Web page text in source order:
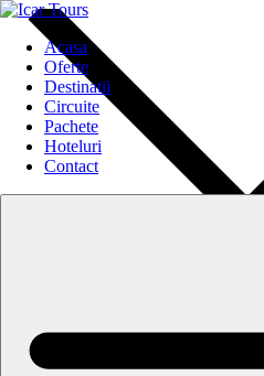
Acasa
Oferte
Destinatii
Circuite
Pachete
Hoteluri
Contact